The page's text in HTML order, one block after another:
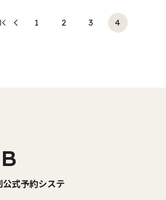
1 2 3 4
式予約システ